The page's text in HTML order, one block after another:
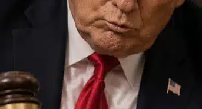
งานสะอาด! นักวิจัยค้นพบ
ลาสติกผสม โดยไม่ต้องคัด
วย “ลิ้น” ช่วยให้ผู้พิการใช้